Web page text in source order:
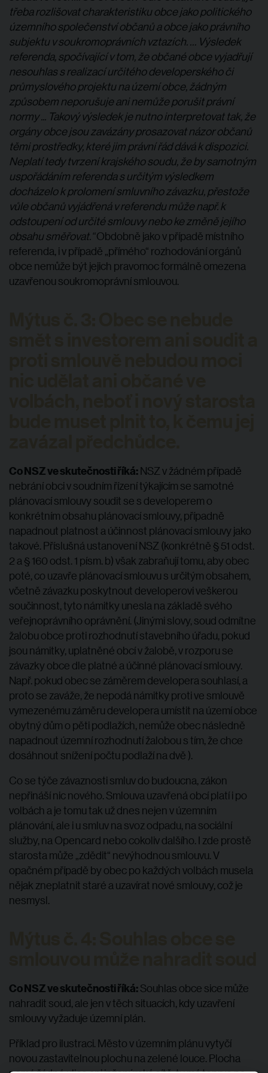
třeba rozlišovat charakteristiku obce jako politického
územního společenství občanů a obce jako právního
subjektu v soukromoprávních vztazích. … Výsledek
referenda, spočívající v tom, že občané obce vyjadřují
nesouhlas s realizací určitého developerského či
průmyslového projektu na území obce, žádným
způsobem neporušuje ani nemůže porušit právní
normy ... Takový výsledek je nutno interpretovat tak, že
orgány obce jsou zavázány prosazovat názor občanů
těmi prostředky, které jim právní řád dává k dispozici.
Neplatí tedy tvrzení krajského soudu, že by samotným
uspořádáním referenda s určitým výsledkem
docházelo k prolomení smluvního závazku, přestože
vůle občanů vyjádřená v referendu může např. k
odstoupení od určité smlouvy nebo ke změně jejího
obsahu směřovat.“Obdobně jako v případě místního
referenda, i v případě „přímého“ rozhodování orgánů
obce nemůže být jejich pravomoc formálně omezena
uzavřenou soukromoprávní smlouvou.
Co NSZ ve skutečnosti říká:NSZ v žádném případě
nebrání obci v soudním řízení týkajícím se samotné
plánovací smlouvy soudit se s developerem o
konkrétním obsahu plánovací smlouvy, případně
napadnout platnost a účinnost plánovací smlouvy jako
takové. Příslušná ustanovení NSZ (konkrétně § 51 odst.
2 a § 160 odst. 1 písm. b) však zabraňují tomu, aby obec
poté, co uzavře plánovací smlouvu s určitým obsahem,
včetně závazku poskytnout developerovi veškerou
součinnost, tyto námitky unesla na základě svého
veřejnoprávního oprávnění. (Jinými slovy, soud odmítne
žalobu obce proti rozhodnutí stavebního úřadu, pokud
jsou námitky, uplatněné obcí v žalobě, v rozporu se
závazky obce dle platné a účinné plánovací smlouvy.
Např. pokud obec se záměrem developera souhlasí, a
proto se zaváže, že nepodá námitky proti ve smlouvě
vymezenému záměru developera umístit na území obce
obytný dům o pěti podlažích, nemůže obec následně
napadnout územní rozhodnutí žalobou s tím, že chce
dosáhnout snížení počtu podlaží na dvě ).
Co se týče závaznosti smluv do budoucna, zákon
nepřináší nic nového. Smlouva uzavřená obcí platí i po
volbách a je tomu tak už dnes nejen v územním
plánování, ale i u smluv na svoz odpadu, na sociální
služby, na Opencard nebo cokoliv dalšího. I zde prostě
starosta může „zdědit“ nevýhodnou smlouvu. V
opačném případě by obec po každých volbách musela
nějak zneplatnit staré a uzavírat nové smlouvy, což je
nesmysl.
Co NSZ ve skutečnosti říká:Souhlas obce sice může
nahradit soud, ale jen v těch situacích, kdy uzavření
smlouvy vyžaduje územní plán.
Příklad pro ilustraci. Město v územním plánu vytyčí
novou zastavitelnou plochu na zelené louce. Plocha